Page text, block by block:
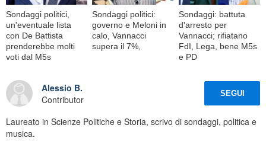
Sondaggi politici,
un'eventuale lista
con De Battista
prenderebbe molti
voti dal M5s
Sondaggi politici:
governo e Meloni in
calo, Vannacci
supera il 7%,
Sondaggi: battuta
d'arresto per
Vannacci; rifiatano
FdI, Lega, bene M5s
e PD
Alessio B.
Contributor
SEGUI
Laureato in Scienze Politiche e Storia, scrivo di sondaggi, politica e
musica.